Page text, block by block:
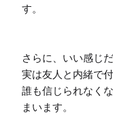
す。
さらに、いい感じ
実は友人と内緒で
誰も信じられなく
まいます。